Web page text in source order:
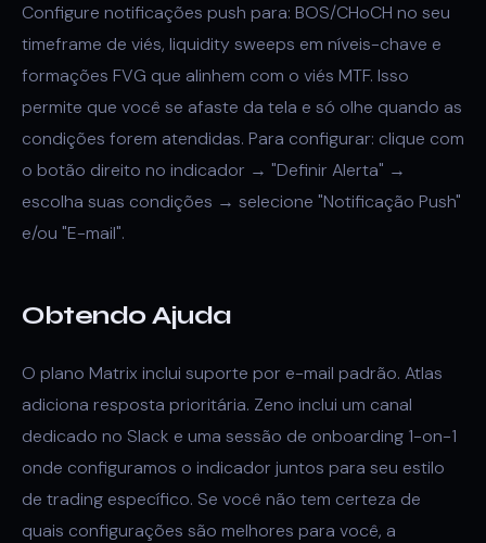
Configure notificações push para: BOS/CHoCH no seu
timeframe de viés, liquidity sweeps em níveis-chave e
formações FVG que alinhem com o viés MTF. Isso
permite que você se afaste da tela e só olhe quando as
condições forem atendidas. Para configurar: clique com
o botão direito no indicador → "Definir Alerta" →
escolha suas condições → selecione "Notificação Push"
e/ou "E-mail".
Obtendo Ajuda
O plano Matrix inclui suporte por e-mail padrão. Atlas
adiciona resposta prioritária. Zeno inclui um canal
dedicado no Slack e uma sessão de onboarding 1-on-1
onde configuramos o indicador juntos para seu estilo
de trading específico. Se você não tem certeza de
quais configurações são melhores para você, a